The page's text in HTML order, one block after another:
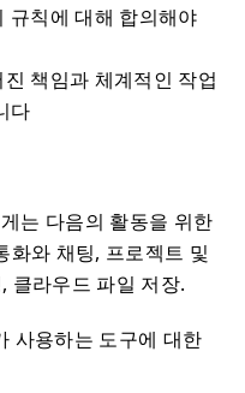
규칙에 대해 합의해야
책임과 체계적인 작업
다
는 다음의 활동을 위한
화와 채팅, 프로젝트 및
클라우드 파일 저장.
사용하는 도구에 대한